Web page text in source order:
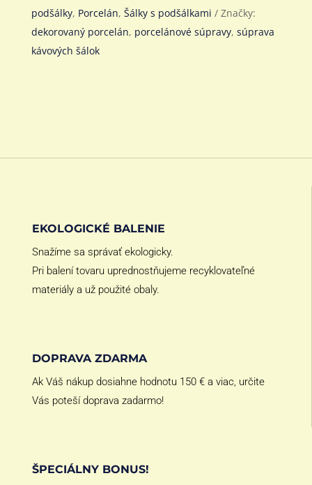
podšálky, Porcelán, Šálky s podšálkami
Značky:
dekorovaný porcelán, porcelánové súpravy, súprava
kávových šálok
EKOLOGICKÉ BALENIE
Snažíme sa správať ekologicky.
Pri balení tovaru uprednostňujeme recyklovateľné
materiály a už použité obaly.
DOPRAVA ZDARMA
Ak Váš nákup dosiahne hodnotu 150 € a viac, určite
Vás poteší doprava zadarmo!
ŠPECIÁLNY BONUS!